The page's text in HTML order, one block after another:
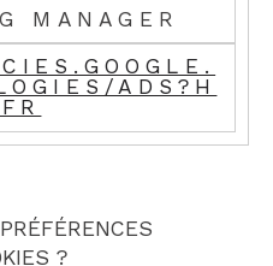
MANAGER
ADS?H
?